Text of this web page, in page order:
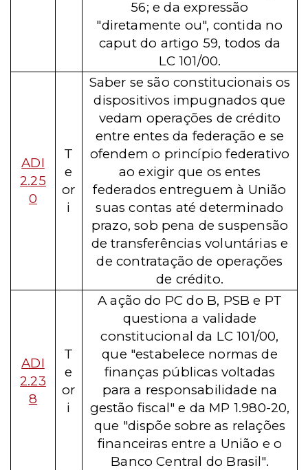
56; e da expressão
"diretamente ou", contida no
caput do artigo 59, todos da
LC 101/00.
ADI
2.25
0
T
e
or
i
Saber se são constitucionais os
dispositivos impugnados que
vedam operações de crédito
entre entes da federação e se
ofendem o princípio federativo
ao exigir que os entes
federados entreguem à União
suas contas até determinado
prazo, sob pena de suspensão
de transferências voluntárias e
de contratação de operações
de crédito.
ADI
2.23
8
T
e
or
i
A ação do PC do B, PSB e PT
questiona a validade
constitucional da LC 101/00,
que "estabelece normas de
finanças públicas voltadas
para a responsabilidade na
gestão fiscal" e da MP 1.980-20,
que "dispõe sobre as relações
financeiras entre a União e o
Banco Central do Brasil".